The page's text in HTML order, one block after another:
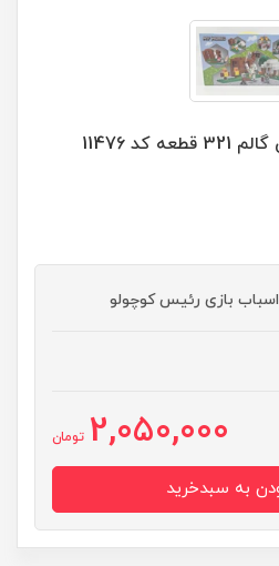
11476
بازی رئیس کوچولو
2,050,000 تومان